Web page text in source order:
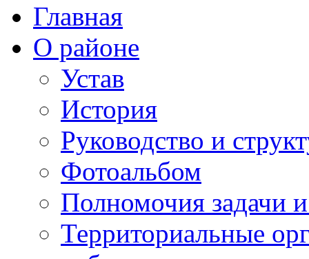
Главная
О районе
Устав
История
Руководство и
Фотоальбом
Полномочия задачи
Территориальные